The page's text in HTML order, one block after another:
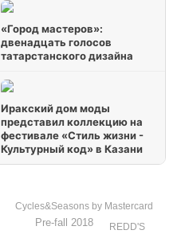
«Город мастеров»:
двенадцать голосов
татарстанского дизайна
Иракский дом моды
представил коллекцию на
фестивале «Стиль жизни -
Культурный код» в Казани
Pre-fall 2018
Cycles&Seasons by Mastercard
REDD'S